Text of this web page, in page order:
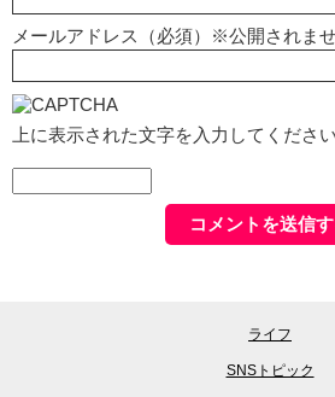
メールアドレス（必須）※公開されま
上に表示された文字を入力してください
ライフ
SNSトピック